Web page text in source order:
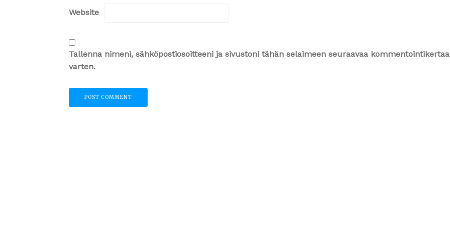
Website
Tallenna nimeni, sähköpostiosoitteeni ja sivustoni tähän selaimeen seuraavaa kommentointikertaa
varten.